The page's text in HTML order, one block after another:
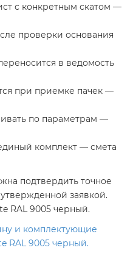
с конкретным скатом —
проверки основания
в ведомость
при приемке пачек —
по параметрам —
комплект — смета
подтвердить точное
заявкой.
RAL 9005 черный.
и комплектующие
RAL 9005 черный.